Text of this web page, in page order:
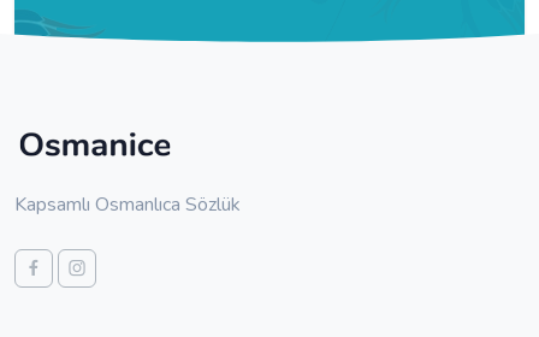
Kapsamlı Osmanlıca Sözlük